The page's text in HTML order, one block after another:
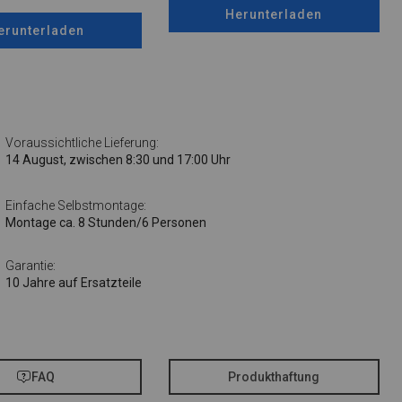
Herunterladen
Voraussichtliche Lieferung:
14 August, zwischen 8:30 und 17:00 Uhr
Einfache Selbstmontage:
Montage ca. 8 Stunden/6 Personen
Garantie:
10 Jahre auf Ersatzteile
FAQ Produkthaftung